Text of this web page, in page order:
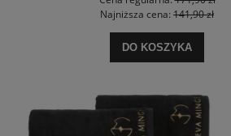
Najniższa cena: 141,90 zł
DO KOSZYKA